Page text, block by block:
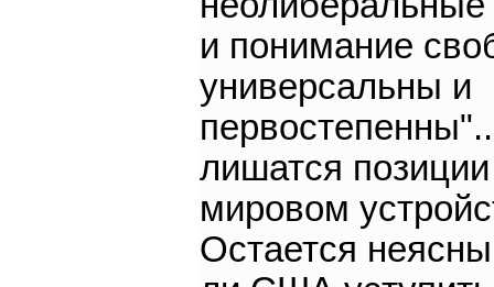
и понимание
универсальны и
лишатся
мировом
Остается